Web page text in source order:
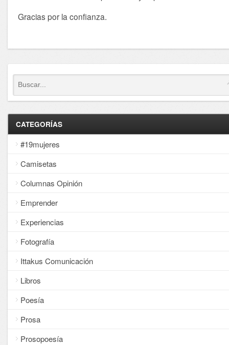
Gracias por la confianza.
CATEGORÍAS
#19mujeres
Camisetas
Columnas Opinión
Emprender
Experiencias
Fotografía
Ittakus Comunicación
Libros
Poesía
Prosa
Prosopoesía